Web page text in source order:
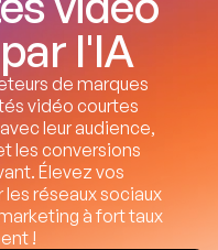
l'IA
de marques
vidéo courtes
leur audience,
les conversions
Élevez vos
réseaux sociaux
à fort taux
!